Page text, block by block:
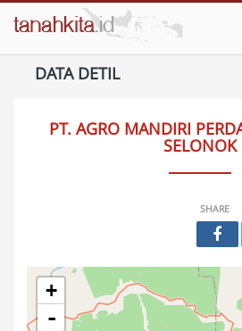
DATA DETIL
PT. AGRO MANDIRI
SELONOK
SHARE
+
-